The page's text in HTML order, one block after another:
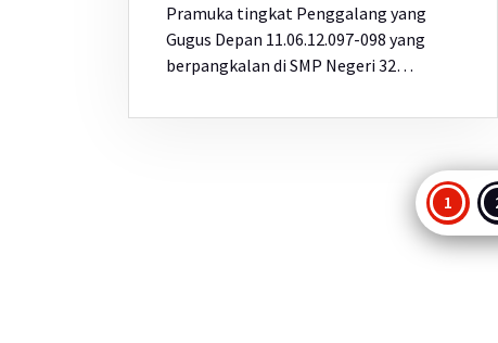
Pramuka tingkat Penggalang yang
Gugus Depan 11.06.12.097-098 yang
berpangkalan di SMP Negeri 32…
pos
1